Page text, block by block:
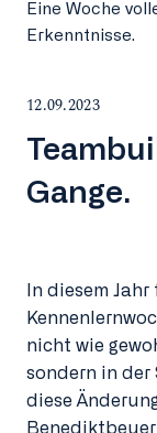
Eine Woche
Erkenntnisse.
12.09.2023
Gange.
In diesem
nicht wie
sondern in
diese